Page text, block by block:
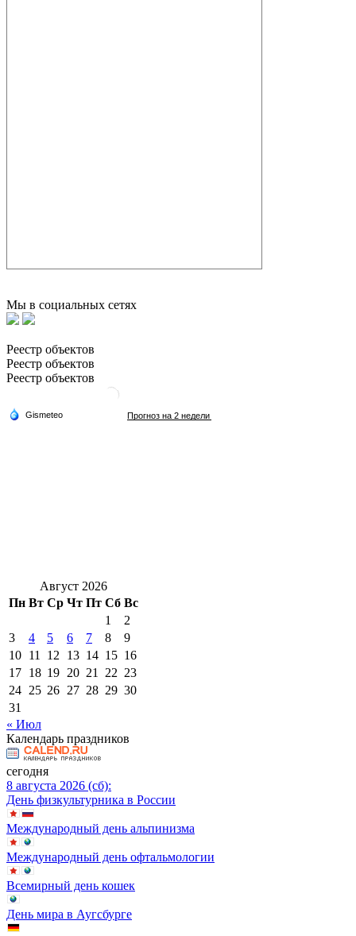
Мы в социальных сетях
Реестр объектов
Реестр объектов
Реестр объектов
Август 2026
Пн Вт Ср Чт Пт Сб Вс
1
2
3
4 5 6 7 8
9
10 11 12 13 14 15 16
17 18 19 20 21 22 23
24 25 26 27 28 29 30
31
« Июл
Календарь праздников
сегодня
8 августа 2026 (сб):
День физкультурника в России
Международный день альпинизма
Международный день офтальмологии
Всемирный день кошек
День мира в Аугсбурге